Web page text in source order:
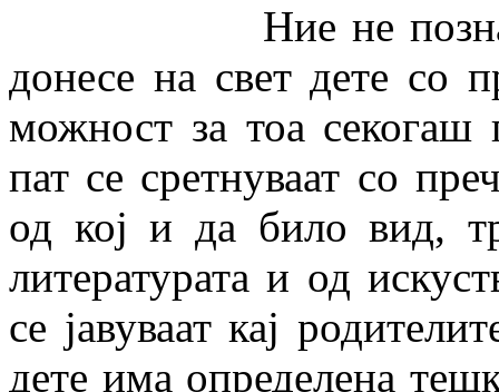
Ние не познаваме
донесе на свет дете со
можност за тоа секогаш
пат се сретнуваат со
од кој и да било вид,
литературата и од
се јавуваат кај
дете има определена